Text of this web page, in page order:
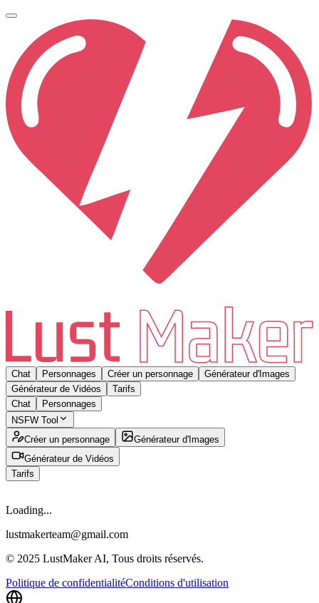
Chat Personnages Créer un personnage
Générateur d'Images
Générateur de Vidéos
Tarifs
Chat
Personnages
NSFW Tool
Créer un personnage
Générateur d'Images
Générateur de Vidéos
Tarifs
Loading...
lustmakerteam@gmail.com
© 2025 LustMaker AI, Tous droits réservés.
Politique de confidentialitéConditions d'utilisation